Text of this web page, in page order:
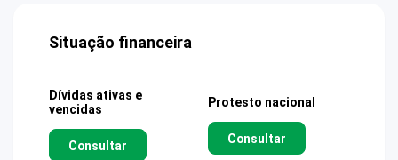
Situação financeira
Dívidas ativas e
vencidas
Consultar
Protesto nacional
Consultar